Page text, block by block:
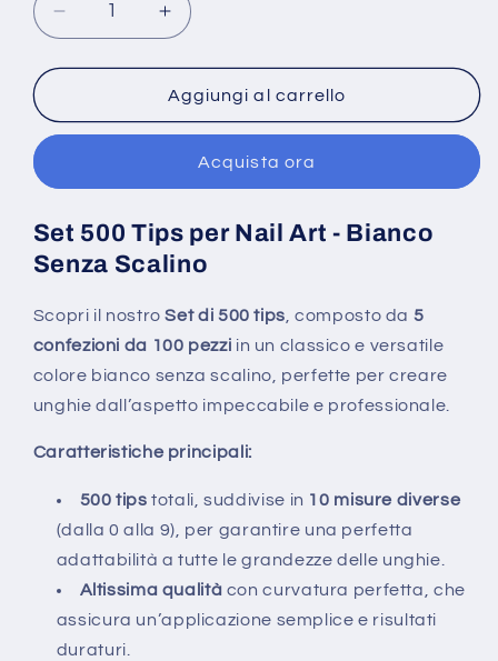
Diminuisci
quantità
per
Tips
Scalino
Nail
Art
Unghie
TIP
NAIL
0-
9
Aumenta
quantità
per
500
Tips
senza
Scalino
Nail
Art
Unghie
TIP
0-
9
Aggiungi al carrello
Acquista ora
Set 500 Tips per Nail Art - Bianco
Senza Scalino
Scopri il nostroSet di 500 tips , composto da 5
confezioni da 100 pezzi in un classico e versatile
colore bianco senza scalino, perfette per creare
unghie dall’aspetto impeccabile e professionale.
Caratteristiche principali:
500 tips totali, suddivise in 10 misure diverse
(dalla 0 alla 9), per garantire una perfetta
adattabilità a tutte le grandezze delle unghie.
Altissima qualità con curvatura perfetta, che
assicura un’applicazione semplice e risultati
duraturi.